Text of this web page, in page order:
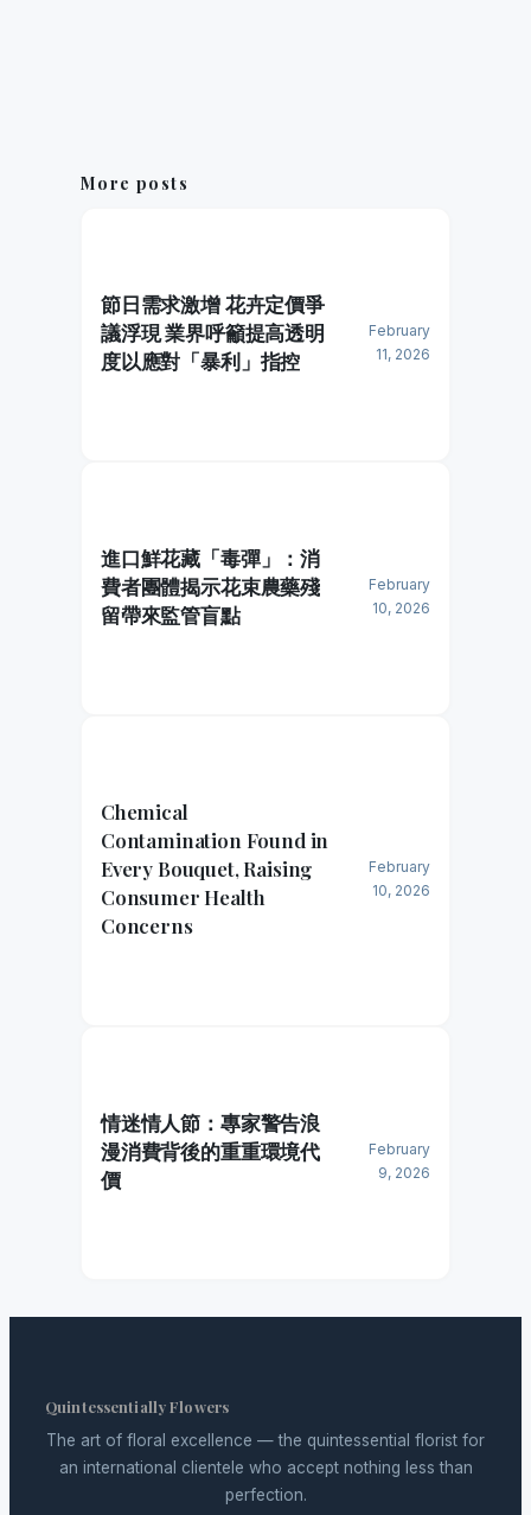
More posts
節日需求激增 花卉定價爭
議浮現 業界呼籲提高透明
度以應對「暴利」指控
February
11, 2026
進口鮮花藏「毒彈」：消
費者團體揭示花束農藥殘
留帶來監管盲點
February
10, 2026
Chemical
Contamination Found in
Every Bouquet, Raising
Consumer Health
Concerns
February
10, 2026
情迷情人節：專家警告浪
漫消費背後的重重環境代
價
February
9, 2026
Quintessentially Flowers
The art of floral excellence — the quintessential florist for
an international clientele who accept nothing less than
perfection.